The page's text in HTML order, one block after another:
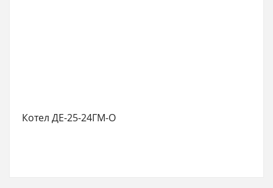
Котел ДЕ-25-24ГМ-О